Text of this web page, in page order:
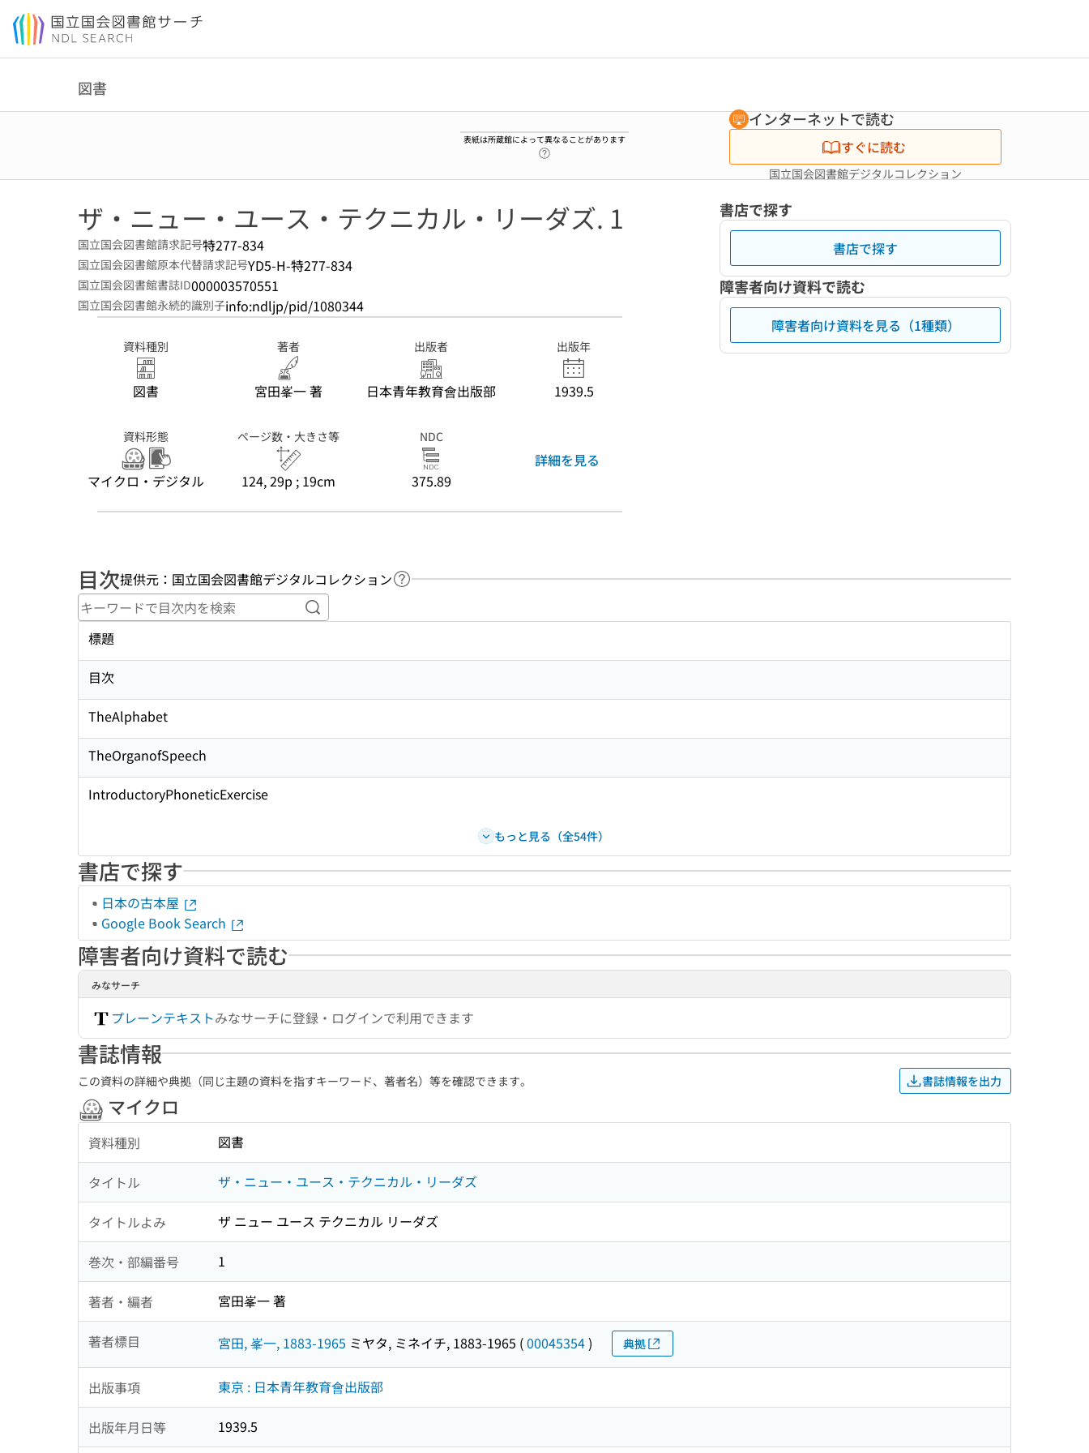
本文へ移動
図書
表紙は所蔵館によって異なることがあります
インターネットで読む
すぐに読む
国立国会図書館デジタルコレクション
ザ・ニュー・ユース・テクニカル・リーダズ. 1
国立国会図書館請求記号特277-834
国立国会図書館原本代替請求記号YD5-H-特277-834
国立国会図書館書誌ID000003570551
国立国会図書館永続的識別子info:ndljp/pid/1080344
資料種別
図書
著者
宮田峯一 著
出版者
日本青年教育會出版部
出版年
1939.5
資料形態
マイクロ・デジタル
ページ数・大きさ等
124, 29p ; 19cm
NDC
375.89
詳細を見る
書店で探す
書店で探す
障害者向け資料で読む
障害者向け資料を見る（1種類）
目次提供元：国立国会図書館デジタルコレクション ヘルプページへのリンク
キーワードで目次内を検索
標題
目次
TheAlphabet
TheOrganofSpeech
IntroductoryPhoneticExercise
もっと見る（全54件）
書店で探す
日本の古本屋
Google Book Search
障害者向け資料で読む
みなサーチ
プレーンテキストみなサーチに登録・ログインで利用できます
書誌情報
この資料の詳細や典拠（同じ主題の資料を指すキーワード、著者名）等を確認できます。 書誌情報を出力
マイクロ
資料種別 図書
タイトル ザ・ニュー・ユース・テクニカル・リーダズ
タイトルよみ ザ ニュー ユース テクニカル リーダズ
巻次・部編番号 1
著者・編者 宮田峯一 著
著者標目 宮田, 峯一, 1883-1965 ミヤタ, ミネイチ, 1883-1965 (00045354) 典拠
出版事項 東京 : 日本青年教育會出版部
出版年月日等 1939.5